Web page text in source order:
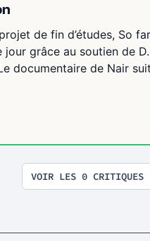
de fin d’études, So
grâce au soutien de
documentaire de Nair
VOIR LES 0 CRITIQUES